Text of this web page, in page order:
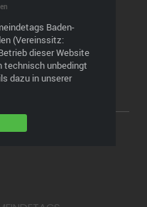
WEITERE
Baden-
(Vereinssitz:
dieser Website
technisch unbedingt
dazu in unserer